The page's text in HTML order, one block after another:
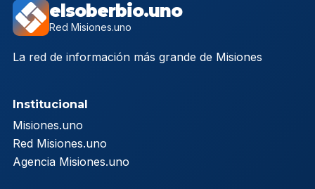
elsoberbio.uno
Red Misiones.uno
La red de información más grande de Misiones
Institucional
Misiones.uno
Red Misiones.uno
Agencia Misiones.uno